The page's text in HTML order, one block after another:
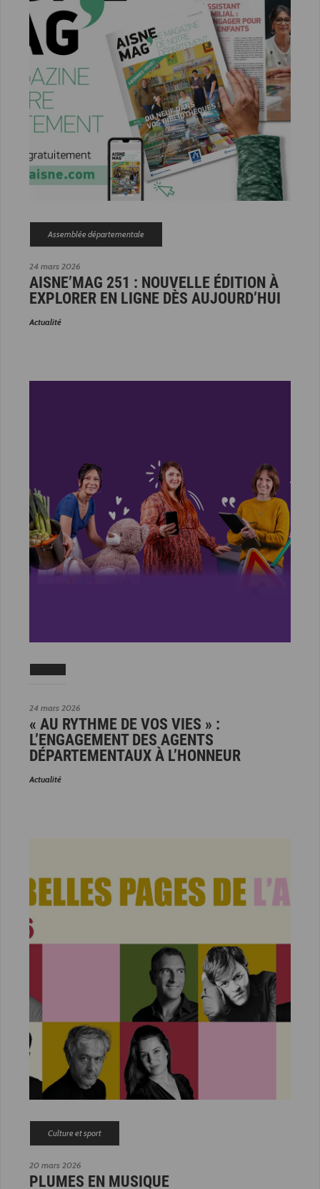
24 mars 2026
Assemblée départementale
AISNE’MAG 251 : NOUVELLE ÉDITION À
EXPLORER EN LIGNE DÈS AUJOURD’HUI
Actualité
24 mars 2026
« AU RYTHME DE VOS VIES » :
L’ENGAGEMENT DES AGENTS
DÉPARTEMENTAUX À L’HONNEUR
Actualité
20 mars 2026
Culture et sport
PLUMES EN MUSIQUE